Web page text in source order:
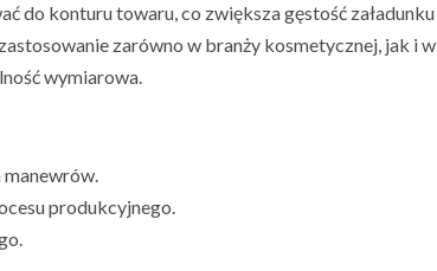
do konturu towaru, co zwiększa gęstość załadunku
zarówno w branży kosmetycznej, jak i w
wymiarowa.
manewrów.
produkcyjnego.